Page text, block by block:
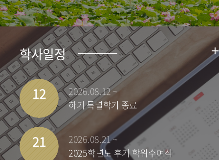
학사일정
12
2026.08.12 ~
하기 특별학기 종료
21
2026.08.21 ~
2025학년도 후기 학위수여식